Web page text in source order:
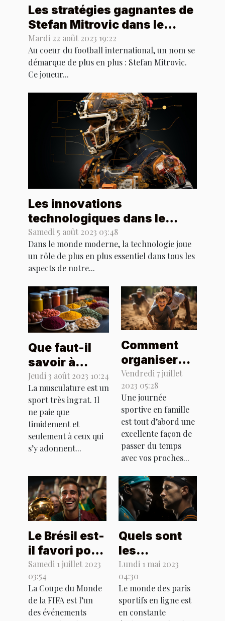
Les stratégies gagnantes de
Stefan Mitrovic dans le
football international
Mardi 22 août 2023 19:22
Au coeur du football international, un nom se
démarque de plus en plus : Stefan Mitrovic.
Ce joueur...
Les innovations
technologiques dans le
domaine du sport
Samedi 5 août 2023 03:48
Dans le monde moderne, la technologie joue
un rôle de plus en plus essentiel dans tous les
aspects de notre...
Que faut-il
savoir à
propos des
compléments
alimentaires
en
musculature
?
Jeudi 3 août 2023 10:24
La musculature est un
sport très ingrat. Il
ne paie que
timidement et
seulement à ceux qui
s’y adonnent...
Comment
organiser
une journée
sportive en
famille ?
Vendredi 7 juillet
2023 05:28
Une journée
sportive en famille
est tout d’abord une
excellente façon de
passer du temps
avec vos proches...
Le Brésil est-
il favori pour
la Coupe du
Monde Qatar
2022 ?
Samedi 1 juillet 2023
03:54
La Coupe du Monde
de la FIFA est l’un
des événements
Quels sont
les
avantages
de choisir
1xbet
Sénégal pour
Lundi 1 mai 2023
04:30
Le monde des paris
sportifs en ligne est
en constante